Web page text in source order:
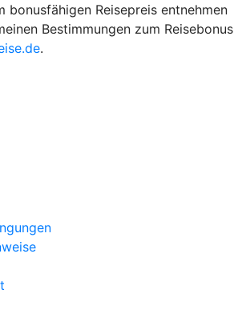
bonusfähigen Reisepreis entnehmen
Bestimmungen zum Reisebonus
.